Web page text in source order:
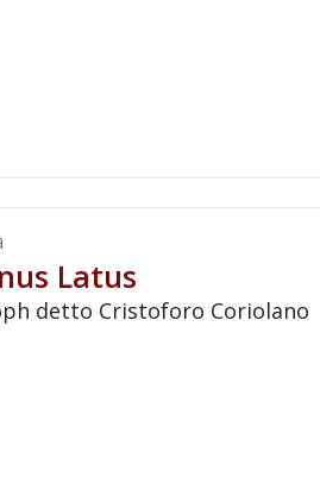
Latus
detto Cristoforo Coriolano